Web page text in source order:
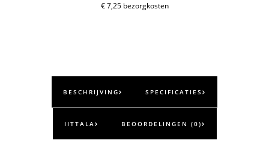
€ 7,25 bezorgkosten
BESCHRIJVING SPECIFICATIES
IITTALA BEOORDELINGEN (0)